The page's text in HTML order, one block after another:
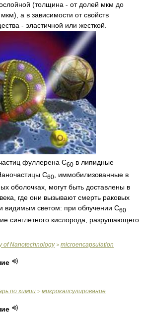
(толщина - от долей мкм до
а в зависимости от свойств
- эластичной или жесткой.
фуллерена C60 в липидные
C60
, иммобилизованные в
оболочках, могут быть доставлены в
где они вызывают смерть раковых
видимым светом: при облучении C60
синглетного кислорода, разрушающего
of Nanotechnology> microencapsulation
по химии > микрокапсулирование